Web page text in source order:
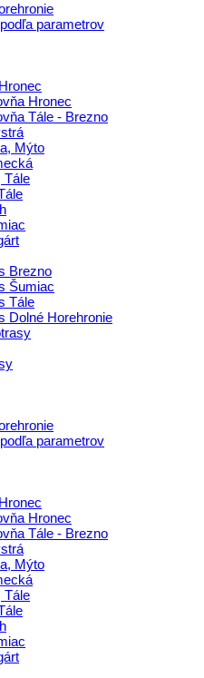
parametrov
Hronec
Tále - Brezno
Mýto
Tále
Brezno
Šumiac
Tále
Dolné Horehronie
parametrov
Hronec
Tále - Brezno
Mýto
Tále